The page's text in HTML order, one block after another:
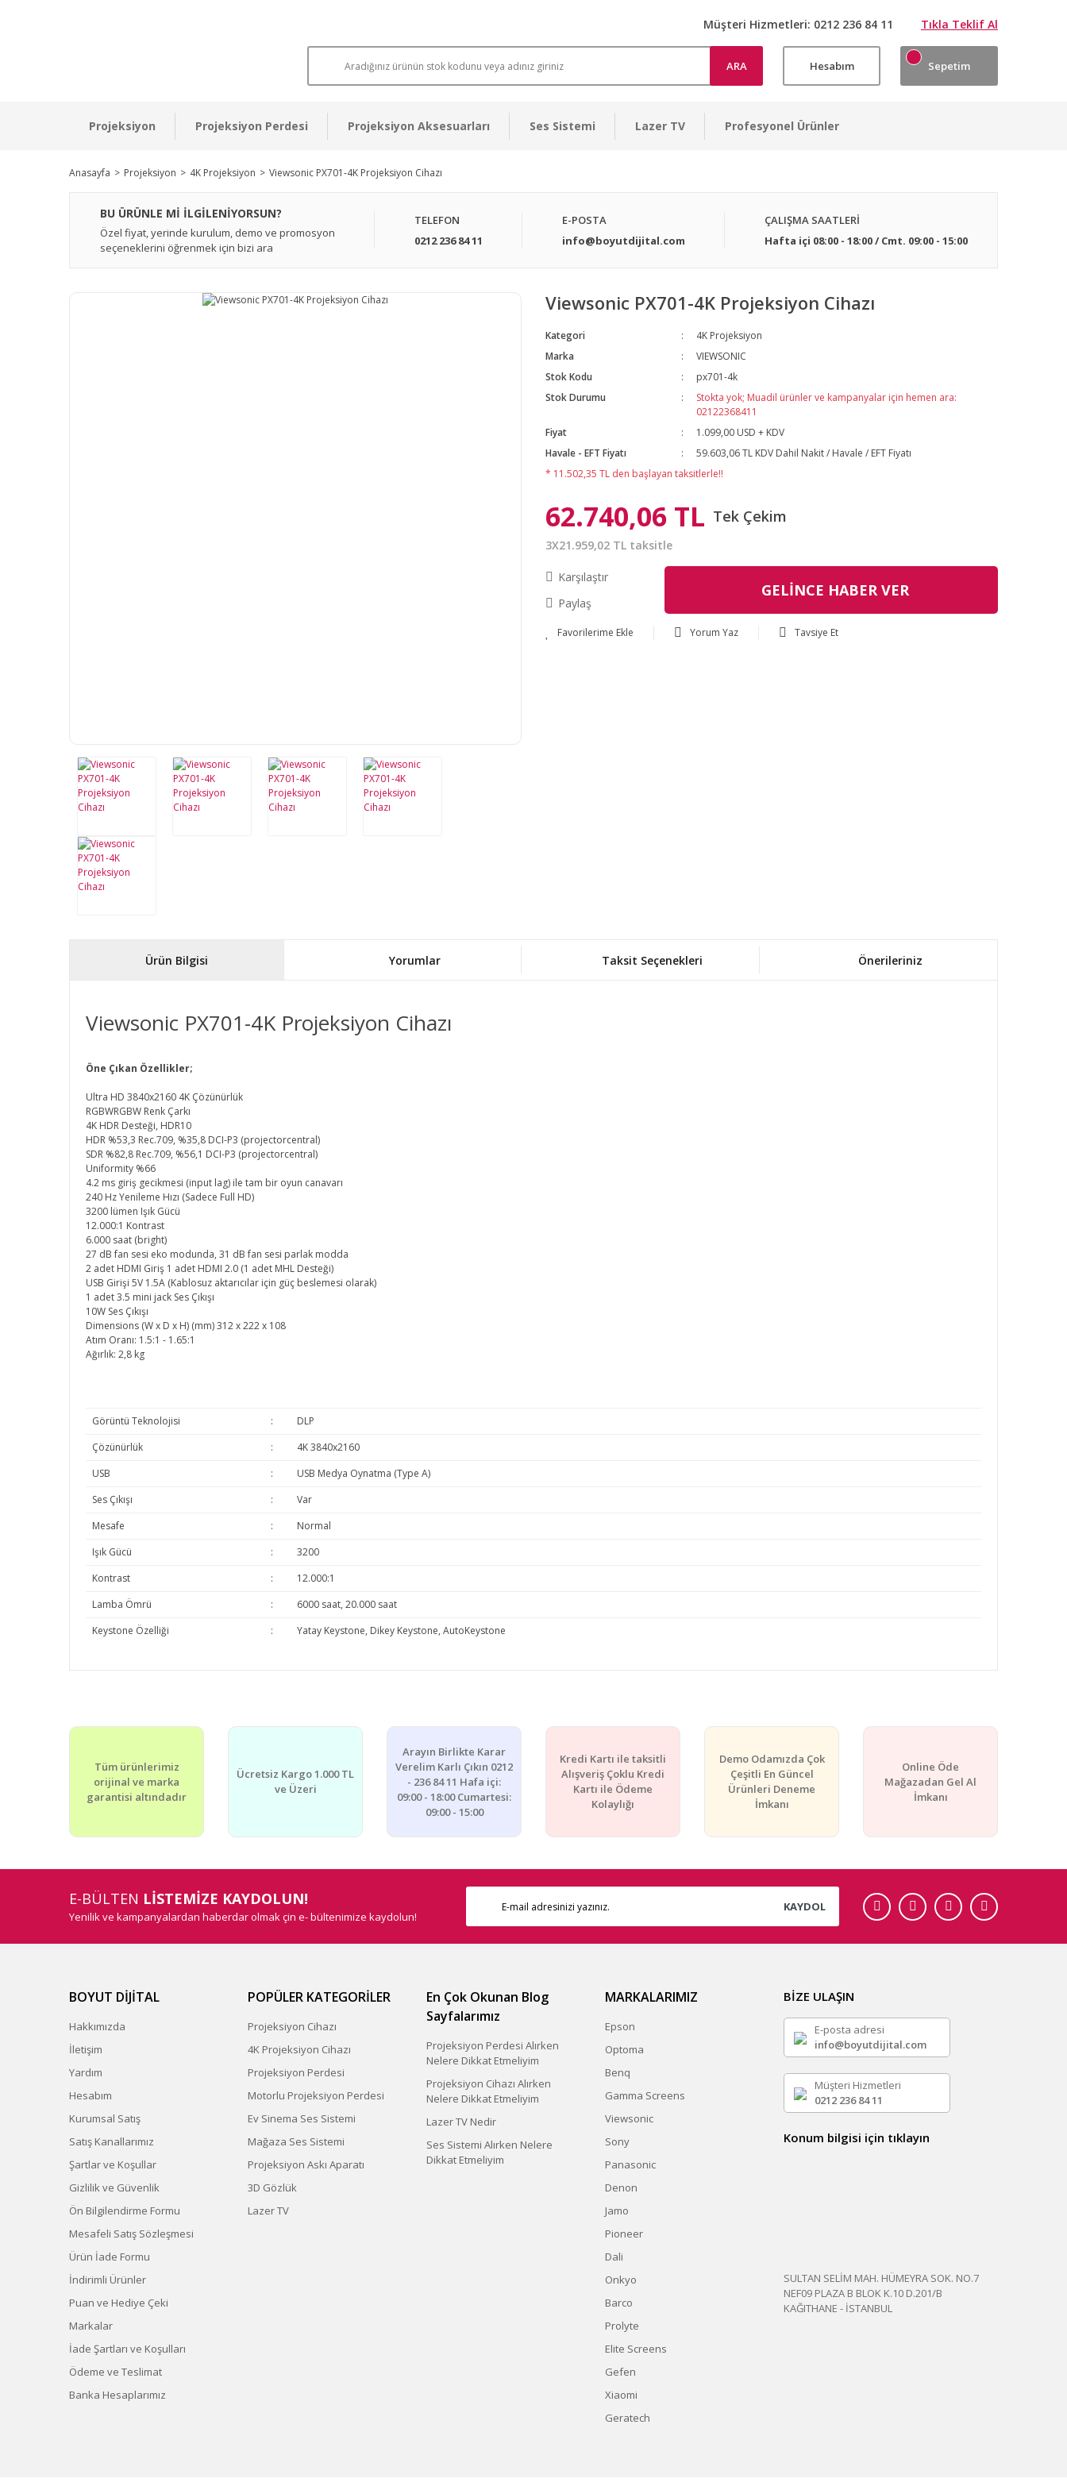
Müşteri Hizmetleri: 0212 236 84 11 Tıkla Teklif Al
ARA Hesabım Sepetim
Projeksiyon Projeksiyon Perdesi Projeksiyon Aksesuarları Ses Sistemi Lazer TV Profesyonel Ürünler
Anasayfa Projeksiyon 4K Projeksiyon Viewsonic PX701-4K Projeksiyon Cihazı
BU ÜRÜNLE Mİ İLGİLENİYORSUN?
Özel fiyat, yerinde kurulum, demo ve promosyon
seçeneklerini öğrenmek için bizi ara
TELEFON
0212 236 84 11
E-POSTA
info@boyutdijital.com
ÇALIŞMA SAATLERİ
Hafta içi 08:00 - 18:00 / Cmt. 09:00 - 15:00
Viewsonic PX701-4K Projeksiyon Cihazı
Kategori
4K Projeksiyon
Marka
VIEWSONIC
Stok Kodu
px701-4k
Stok Durumu
Stokta yok; Muadil ürünler ve kampanyalar için hemen ara:
02122368411
Fiyat
1.099,00 USD + KDV
Havale - EFT Fiyatı
59.603,06 TL KDV Dahil Nakit / Havale / EFT Fiyatı
* 11.502,35 TL den başlayan taksitlerle!!
62.740,06 TL Tek Çekim
3X21.959,02 TL taksitle
Karşılaştır
Paylaş
GELİNCE HABER VER
Yorum Yaz Tavsiye Et
Ürün Bilgisi Yorumlar Taksit Seçenekleri Önerileriniz
Viewsonic PX701-4K Projeksiyon Cihazı
Öne Çıkan Özellikler;
Ultra HD 3840x2160 4K Çözünürlük
RGBWRGBW Renk Çarkı
4K HDR Desteği, HDR10
HDR %53,3 Rec.709, %35,8 DCI-P3 (projectorcentral)
SDR %82,8 Rec.709, %56,1 DCI-P3 (projectorcentral)
Uniformity %66
4.2 ms giriş gecikmesi (input lag) ile tam bir oyun canavarı
240 Hz Yenileme Hızı (Sadece Full HD)
3200 lümen Işık Gücü
12.000:1 Kontrast
6.000 saat (bright)
27 dB fan sesi eko modunda, 31 dB fan sesi parlak modda
2 adet HDMI Giriş 1 adet HDMI 2.0 (1 adet MHL Desteği)
USB Girişi 5V 1.5A (Kablosuz aktarıcılar için güç beslemesi olarak)
1 adet 3.5 mini jack Ses Çıkışı
10W Ses Çıkışı
Dimensions (W x D x H) (mm) 312 x 222 x 108
Atım Oranı: 1.5:1 - 1.65:1
Ağırlık: 2,8 kg
Görüntü Teknolojisi :
DLP
Çözünürlük
:
4K 3840x2160
USB
:
USB Medya Oynatma (Type A)
Ses Çıkışı
:
Var
Mesafe
:
Normal
Işık Gücü
:
3200
Kontrast
:
12.000:1
Lamba Ömrü
:
6000 saat, 20.000 saat
Keystone Özelliği
: Yatay Keystone, Dikey Keystone, AutoKeystone
Yorum Yaz
Ürün açıklamasında eksik bilgiler bulunuyor.
Ürün bilgilerinde hatalar bulunuyor.
Bu ürüne benzer farklı alternatifler olmalı.
Gönder
Tüm ürünlerimiz
orijinal ve marka
garantisi altındadır
Ücretsiz Kargo 1.000 TL
ve Üzeri
Arayın Birlikte Karar
Verelim Karlı Çıkın 0212
- 236 84 11 Hafa içi:
09:00 - 18:00 Cumartesi:
09:00 - 15:00
Kredi Kartı ile taksitli
Alışveriş Çoklu Kredi
Kartı ile Ödeme
Kolaylığı
Demo Odamızda Çok
Çeşitli En Güncel
Ürünleri Deneme
İmkanı
Online Öde
Mağazadan Gel Al
İmkanı
E-BÜLTEN LİSTEMİZE KAYDOLUN!
Yenilik ve kampanyalardan haberdar olmak çin e- bültenimize kaydolun!
KAYDOL
BOYUT DİJİTAL
Hakkımızda
İletişim
Yardım
Hesabım
Kurumsal Satış
Satış Kanallarımız
Şartlar ve Koşullar
Gizlilik ve Güvenlik
Ön Bilgilendirme Formu
Mesafeli Satış Sözleşmesi
Ürün İade Formu
İndirimli Ürünler
Puan ve Hediye Çeki
Markalar
İade Şartları ve Koşulları
Ödeme ve Teslimat
Banka Hesaplarımız
POPÜLER KATEGORİLER
Projeksiyon Cihazı
4K Projeksiyon Cihazı
Projeksiyon Perdesi
Motorlu Projeksiyon Perdesi
Ev Sinema Ses Sistemi
Mağaza Ses Sistemi
Projeksiyon Askı Aparatı
3D Gözlük
Lazer TV
En Çok Okunan Blog
Sayfalarımız
Projeksiyon Perdesi Alırken
Nelere Dikkat Etmeliyim
Projeksiyon Cihazı Alırken
Nelere Dikkat Etmeliyim
Lazer TV Nedir
Ses Sistemi Alırken Nelere
Dikkat Etmeliyim
MARKALARIMIZ
Epson
Optoma
Benq
Gamma Screens
Viewsonic
Sony
Panasonic
Denon
Jamo
Pioneer
Dali
Onkyo
Barco
Prolyte
Elite Screens
Gefen
Xiaomi
Geratech
BİZE ULAŞIN
E-posta adresi
info@boyutdijital.com
Müşteri Hizmetleri
0212 236 84 11
Konum bilgisi için tıklayın
SULTAN SELİM MAH. HÜMEYRA SOK. NO.7
NEF09 PLAZA B BLOK K.10 D.201/B
KAĞITHANE - İSTANBUL